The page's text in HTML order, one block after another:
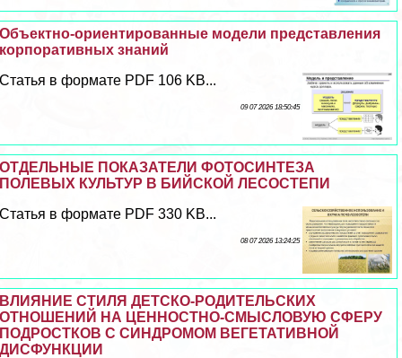
Объектно-ориентированные модели представления
корпоративных знаний
Статья в формате PDF 106 KB...
09 07 2026 18:50:45
ОТДЕЛЬНЫЕ ПОКАЗАТЕЛИ ФОТОСИНТЕЗА
ПОЛЕВЫХ КУЛЬТУР В БИЙСКОЙ ЛЕСОСТЕПИ
Статья в формате PDF 330 KB...
08 07 2026 13:24:25
ВЛИЯНИЕ СТИЛЯ ДЕТСКО-РОДИТЕЛЬСКИХ
ОТНОШЕНИЙ НА ЦЕННОСТНО-СМЫСЛОВУЮ СФЕРУ
ПОДРОСТКОВ С СИНДРОМОМ ВЕГЕТАТИВНОЙ
ДИСФУНКЦИИ